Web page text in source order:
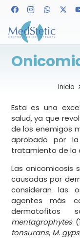
Inicio
Esta es una
salud, ya que
de los enemigos
aprobado por
tratamiento de la
Las onicomicosis
causadas por
consideran las
agentes más
dermatofitos
mentagrophytes
tonsurans, M.